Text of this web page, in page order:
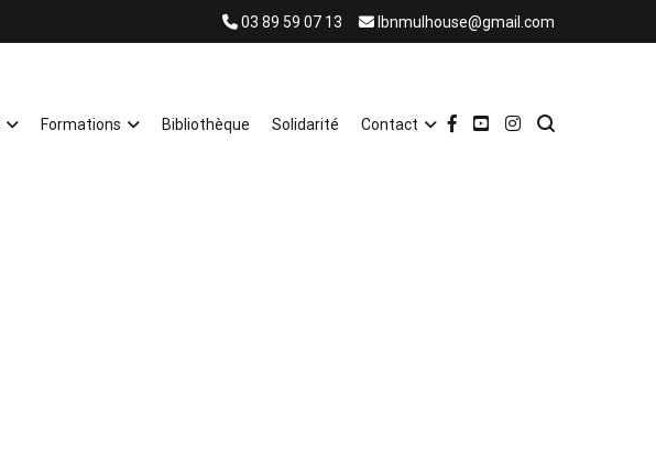
03 89 59 07 13 lbnmulhouse@gmail.com
Formations Bibliothèque Solidarité Contact